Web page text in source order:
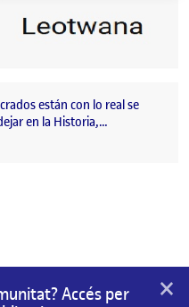
están con lo real se
en la Historia,…
Accés per
×